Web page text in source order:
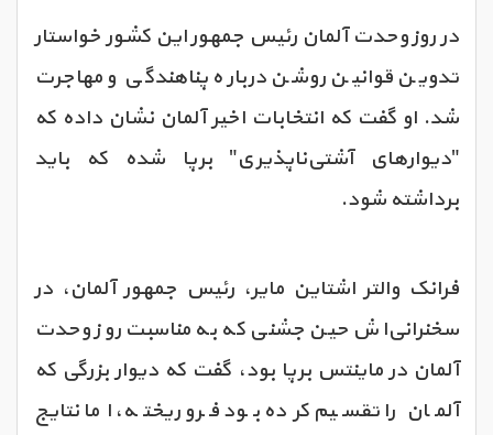
در روز وحدت آلمان رئیس جمهور این کشور خواستار
تدوین قوانین روشن درباره پناهندگی و مهاجرت
شد. او گفت که انتخابات اخیر آلمان نشان داده که
"دیوارهای آشتی‌ناپذیری" برپا شده که باید
برداشته شود.
فرانک والتر اشتاین مایر، رئیس جمهور آلمان، در
سخنرانی‌اش حین جشنی که به مناسبت روز وحدت
آلمان در ماینتس برپا بود، گفت که دیوار بزرگی که
آلمان را تقسیم کرده بود فرو ریخته، اما نتایج